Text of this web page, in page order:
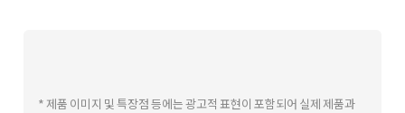
* 제품 이미지 및 특장점 등에는 광고적 표현이 포함되어 실제 제품과